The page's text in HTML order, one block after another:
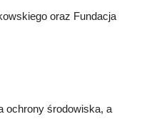
oraz Fundacja
ochrony środowiska, a